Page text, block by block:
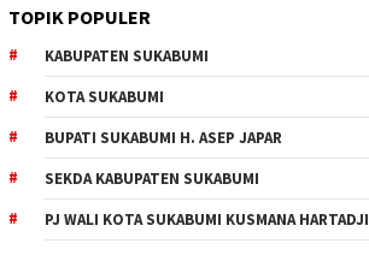
TOPIK POPULER
KABUPATEN SUKABUMI
KOTA SUKABUMI
BUPATI SUKABUMI H. ASEP JAPAR
SEKDA KABUPATEN SUKABUMI
PJ WALI KOTA SUKABUMI KUSMANA HARTADJI